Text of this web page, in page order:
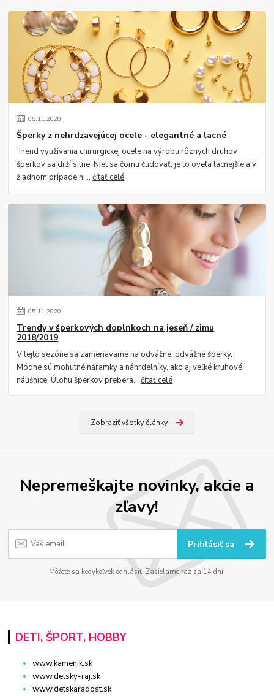
05.11.2020
Šperky z nehrdzavejúcej ocele - elegantné a lacné
Trend využívania chirurgickej ocele na výrobu rôznych druhov
šperkov sa drží silne. Niet sa čomu čudovať, je to oveľa lacnejšie a v
žiadnom prípade ni...čítať celé
05.11.2020
Trendy v šperkových doplnkoch na jeseň / zimu
2018/2019
V tejto sezóne sa zameriavame na odvážne, odvážne šperky.
Módne sú mohutné náramky a náhrdelníky, ako aj veľké kruhové
náušnice. Úlohu šperkov prebera...čítať celé
Zobraziť všetky články
Nepremeškajte novinky, akcie a
zľavy!
Prihlásiť sa
Môžete sa kedykoľvek odhlásiť. Zasielame raz za 14 dní.
DETI, ŠPORT, HOBBY
www.kamenik.sk
www.detsky-raj.sk
www.detskaradost.sk